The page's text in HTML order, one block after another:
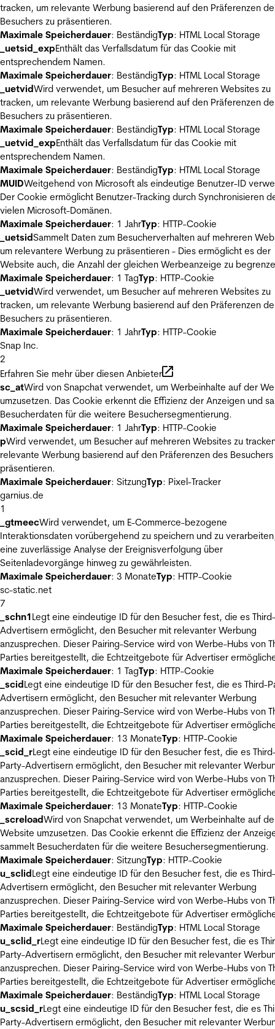
tracken, um relevante Werbung basierend auf den Präferenzen
Besuchers zu präsentieren.
Maximale Speicherdauer: BeständigTyp: HTML Local Storage
_uetsid_expEnthält das Verfallsdatum für das Cookie mit
entsprechendem Namen.
Maximale Speicherdauer: BeständigTyp: HTML Local Storage
_uetvidWird verwendet, um Besucher auf mehreren Websites zu
tracken, um relevante Werbung basierend auf den Präferenzen
Besuchers zu präsentieren.
Maximale Speicherdauer: BeständigTyp: HTML Local Storage
_uetvid_expEnthält das Verfallsdatum für das Cookie mit
entsprechendem Namen.
Maximale Speicherdauer: BeständigTyp: HTML Local Storage
MUIDWeitgehend von Microsoft als eindeutige Benutzer-ID
Der Cookie ermöglicht Benutzer-Tracking durch Synchronisieren
vielen Microsoft-Domänen.
Maximale Speicherdauer: 1 JahrTyp: HTTP-Cookie
_uetsidSammelt Daten zum Besucherverhalten auf mehreren
um relevantere Werbung zu präsentieren - Dies ermöglicht es der
Website auch, die Anzahl der gleichen Werbeanzeige zu
Maximale Speicherdauer: 1 TagTyp: HTTP-Cookie
_uetvidWird verwendet, um Besucher auf mehreren Websites zu
tracken, um relevante Werbung basierend auf den Präferenzen
Besuchers zu präsentieren.
Maximale Speicherdauer: 1 JahrTyp: HTTP-Cookie
Snap Inc.
2
Erfahren Sie mehr über diesen Anbieter
sc_atWird von Snapchat verwendet, um Werbeinhalte auf der
umzusetzen. Das Cookie erkennt die Effizienz der Anzeigen und
Besucherdaten für die weitere Besuchersegmentierung.
Maximale Speicherdauer: 1 JahrTyp: HTTP-Cookie
pWird verwendet, um Besucher auf mehreren Websites zu
relevante Werbung basierend auf den Präferenzen des Besuchers
präsentieren.
Maximale Speicherdauer: SitzungTyp: Pixel-Tracker
garnius.de
1
_gtmeecWird verwendet, um E-Commerce-bezogene
Interaktionsdaten vorübergehend zu speichern und zu
eine zuverlässige Analyse der Ereignisverfolgung über
Seitenladevorgänge hinweg zu gewährleisten.
Maximale Speicherdauer: 3 MonateTyp: HTTP-Cookie
sc-static.net
7
_schn1Legt eine eindeutige ID für den Besucher fest, die es
Advertisern ermöglicht, den Besucher mit relevanter Werbung
anzusprechen. Dieser Pairing-Service wird von Werbe-Hubs von
Parties bereitgestellt, die Echtzeitgebote für Advertiser
Maximale Speicherdauer: 1 TagTyp: HTTP-Cookie
_scidLegt eine eindeutige ID für den Besucher fest, die es Third-
Advertisern ermöglicht, den Besucher mit relevanter Werbung
anzusprechen. Dieser Pairing-Service wird von Werbe-Hubs von
Parties bereitgestellt, die Echtzeitgebote für Advertiser
Maximale Speicherdauer: 13 MonateTyp: HTTP-Cookie
_scid_rLegt eine eindeutige ID für den Besucher fest, die es
Party-Advertisern ermöglicht, den Besucher mit relevanter
anzusprechen. Dieser Pairing-Service wird von Werbe-Hubs von
Parties bereitgestellt, die Echtzeitgebote für Advertiser
Maximale Speicherdauer: 13 MonateTyp: HTTP-Cookie
_screloadWird von Snapchat verwendet, um Werbeinhalte auf
Website umzusetzen. Das Cookie erkennt die Effizienz der
sammelt Besucherdaten für die weitere Besuchersegmentierung.
Maximale Speicherdauer: SitzungTyp: HTTP-Cookie
u_sclidLegt eine eindeutige ID für den Besucher fest, die es
Advertisern ermöglicht, den Besucher mit relevanter Werbung
anzusprechen. Dieser Pairing-Service wird von Werbe-Hubs von
Parties bereitgestellt, die Echtzeitgebote für Advertiser
Maximale Speicherdauer: BeständigTyp: HTML Local Storage
u_sclid_rLegt eine eindeutige ID für den Besucher fest, die es
Party-Advertisern ermöglicht, den Besucher mit relevanter
anzusprechen. Dieser Pairing-Service wird von Werbe-Hubs von
Parties bereitgestellt, die Echtzeitgebote für Advertiser
Maximale Speicherdauer: BeständigTyp: HTML Local Storage
u_scsid_rLegt eine eindeutige ID für den Besucher fest, die es
Party-Advertisern ermöglicht, den Besucher mit relevanter